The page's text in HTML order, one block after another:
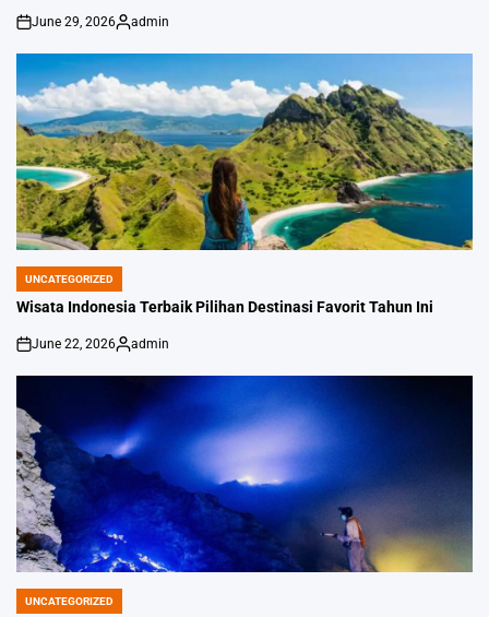
on
June 29, 2026
Posted
by
admin
POSTED
IN
UNCATEGORIZED
Wisata Indonesia Terbaik Pilihan Destinasi Favorit Tahun Ini
on
June 22, 2026
Posted
by
admin
POSTED
UNCATEGORIZED